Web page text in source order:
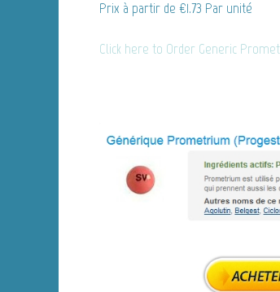
Prix à partir de €1.73 Par unité
Click here to Order Generic